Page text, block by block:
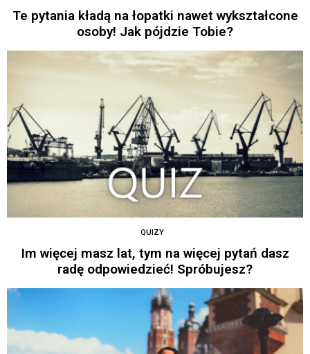
Te pytania kładą na łopatki nawet wykształcone
osoby! Jak pójdzie Tobie?
QUIZY
Im więcej masz lat, tym na więcej pytań dasz
radę odpowiedzieć! Spróbujesz?